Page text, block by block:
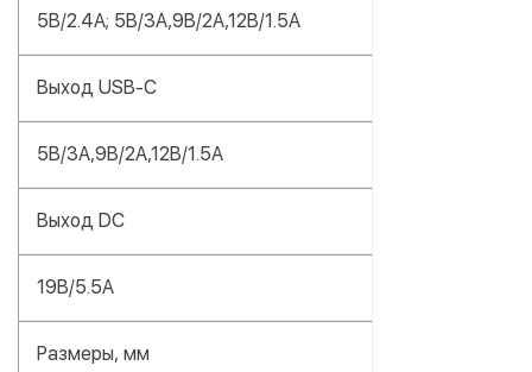
5В/2.4A; 5В/3A,9В/2A,12В/1.5A
Выход USB-C
5В/3A,9В/2A,12В/1.5A
Выход DC
19В/5.5A
Размеры, мм